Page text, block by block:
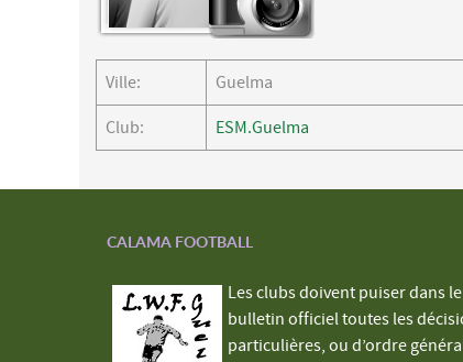
Ville: Guelma
Club: ESM.Guelma
CALAMA FOOTBALL
Les clubs doivent puiser dans le
bulletin officiel toutes les
particulières, ou d’ordre